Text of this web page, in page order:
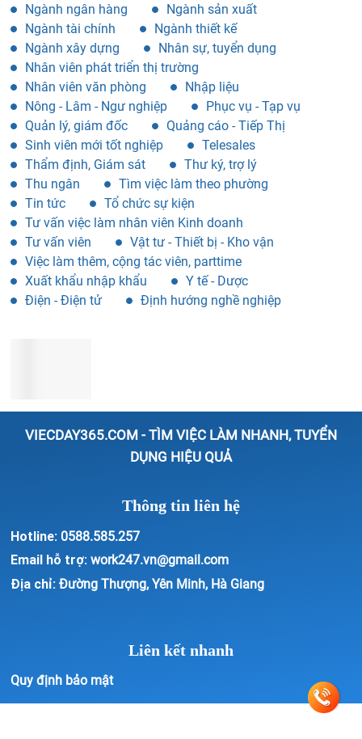
Ngành ngân hàng
Ngành sản xuất
Ngành tài chính
Ngành thiết kế
Ngành xây dựng
Nhân sự, tuyển dụng
Nhân viên phát triển thị trường
Nhân viên văn phòng
Nhập liệu
Nông - Lâm - Ngư nghiệp
Phục vụ - Tạp vụ
Quản lý, giám đốc
Quảng cáo - Tiếp Thị
Sinh viên mới tốt nghiệp
Telesales
Thẩm định, Giám sát
Thư ký, trợ lý
Thu ngân
Tìm việc làm theo phường
Tin tức
Tổ chức sự kiện
Tư vấn việc làm nhân viên Kinh doanh
Tư vấn viên
Vật tư - Thiết bị - Kho vận
Việc làm thêm, cộng tác viên, parttime
Xuất khẩu nhập khẩu
Y tế - Dược
Điện - Điện tử
Định hướng nghề nghiệp
VIECDAY365.COM - TÌM VIỆC LÀM NHANH, TUYỂN
DỤNG HIỆU QUẢ
Email hỗ trợ:
Địa chỉ:
Liên kết nhanh
Quy định bảo mật